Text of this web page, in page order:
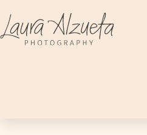
para
o